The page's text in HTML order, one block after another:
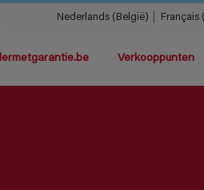
Nederlands (België) Français
Verkooppunten